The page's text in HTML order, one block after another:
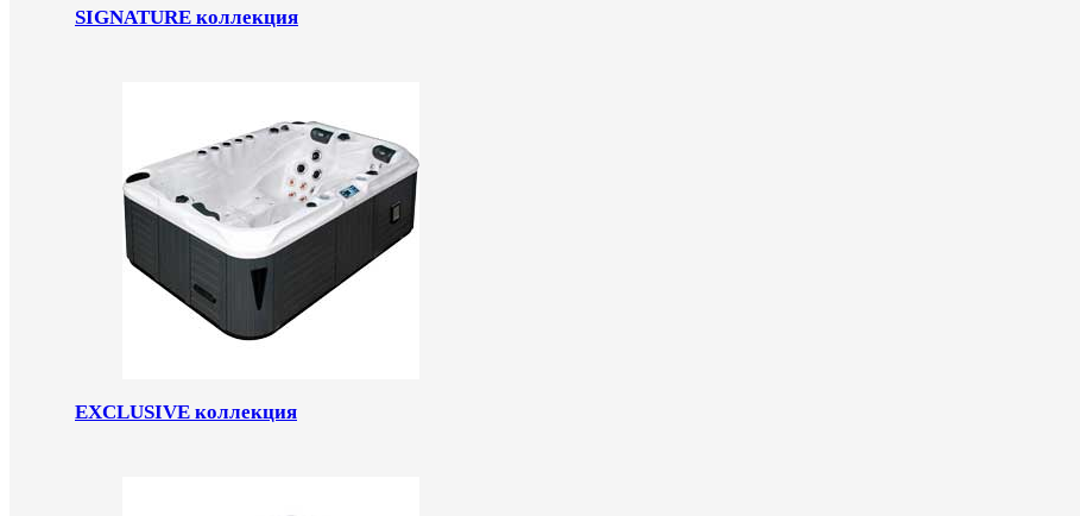
SIGNATURE коллекция
EXCLUSIVE коллекция